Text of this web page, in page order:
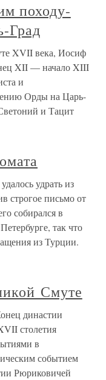
походу-
Град
XVII века, Иосиф
XII — начало XIII
и
Орды на Царь-
и Тацит
удрать из
строгое письмо от
собирался в
так что
из Турции.
Смуте
династии
столетия
в
событием
Рюриковичей